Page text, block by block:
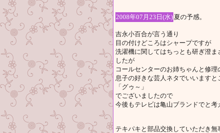
2008年07月23日(水) 夏の予感。
吉永小百合が言う通り
目の付けどころはシャープですが
洗濯機に関してはちっとも研ぎ澄
したが
コールセンターのお姉ちゃんと修
息子の好きな芸人ネタでいいますと
「グゥ～」
でございましたので
今後もテレビは亀山ブランドでと
テキパキと部品交換していただき